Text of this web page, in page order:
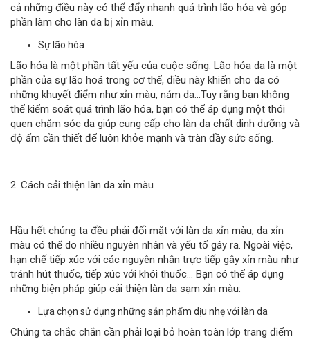
cả những điều này có thể đẩy nhanh quá trình lão hóa và góp
phần làm cho làn da bị xỉn màu.
Sự lão hóa
Lão hóa là một phần tất yếu của cuộc sống. Lão hóa da là một
phần của sự lão hoá trong cơ thể, điều này khiến cho da có
những khuyết điểm như xỉn màu, nám da...Tuy rằng bạn không
thể kiểm soát quá trình lão hóa, bạn có thể áp dụng một thói
quen chăm sóc da giúp cung cấp cho làn da chất dinh dưỡng và
độ ẩm cần thiết để luôn khỏe mạnh và tràn đầy sức sống.
2. Cách cải thiện làn da xỉn màu
Hầu hết chúng ta đều phải đối mặt với làn da xỉn màu, da xỉn
màu có thể do nhiều nguyên nhân và yếu tố gây ra. Ngoài việc,
hạn chế tiếp xúc với các nguyên nhân trực tiếp gây xỉn màu như
tránh hút thuốc, tiếp xúc với khói thuốc... Bạn có thể áp dụng
những biện pháp giúp cải thiện làn da sạm xỉn màu:
Lựa chọn sử dụng những sản phẩm dịu nhẹ với làn da
Chúng ta chắc chắn cần phải loại bỏ hoàn toàn lớp trang điểm